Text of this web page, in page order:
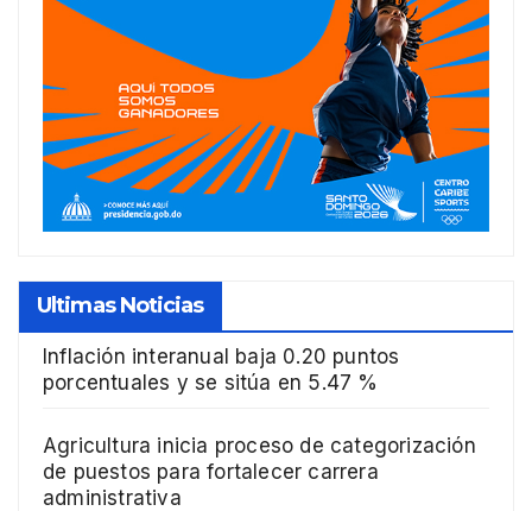
Ultimas Noticias
Inflación interanual baja 0.20 puntos
porcentuales y se sitúa en 5.47 %
Agricultura inicia proceso de categorización
de puestos para fortalecer carrera
administrativa